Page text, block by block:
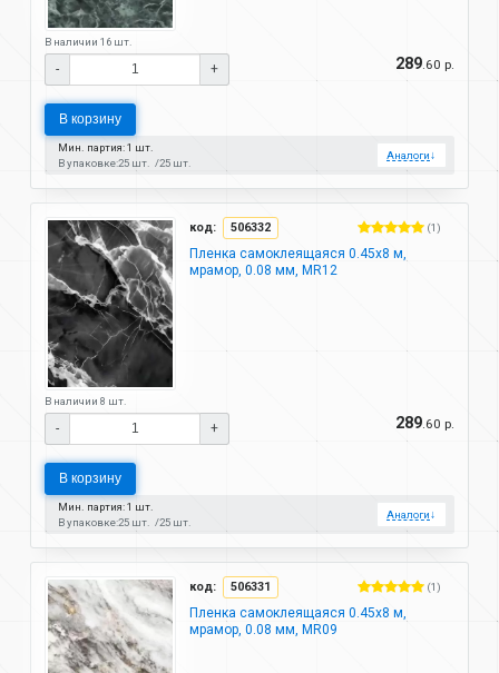
В наличии 16 шт.
- + 289.60 р.
В корзину
Мин. партия: 1 шт.
В упаковке:25 шт. 25 шт.
Аналоги↓
код: 506332 (1)
Пленка самоклеящаяся 0.45х8 м,
мрамор, 0.08 мм, MR12
В наличии 8 шт.
- + 289.60 р.
В корзину
Мин. партия: 1 шт.
В упаковке:25 шт. 25 шт.
Аналоги↓
код: 506331 (1)
Пленка самоклеящаяся 0.45х8 м,
мрамор, 0.08 мм, MR09